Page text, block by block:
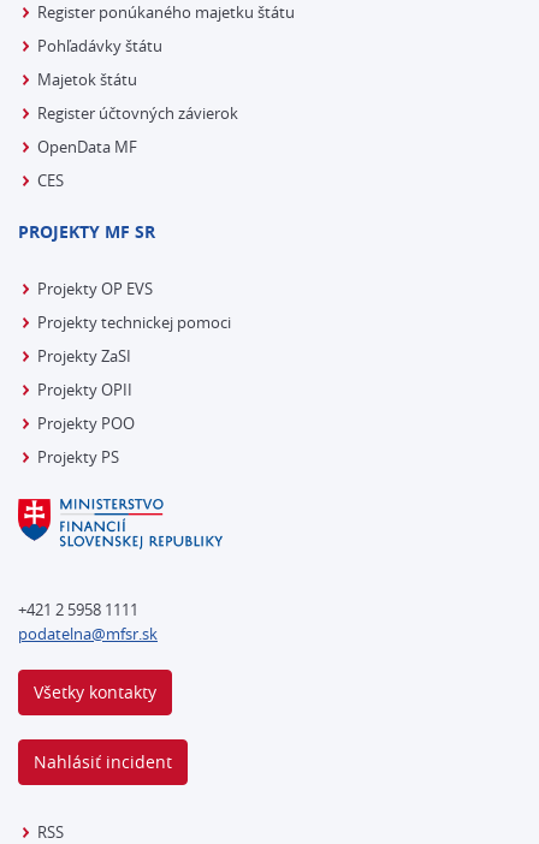
Register ponúkaného majetku štátu
Pohľadávky štátu
Majetok štátu
Register účtovných závierok
OpenData MF
CES
PROJEKTY MF SR
Projekty OP EVS
Projekty technickej pomoci
Projekty ZaSI
Projekty OPII
Projekty POO
Projekty PS
+421 2 5958 1111
podatelna@mfsr.sk
Všetky kontakty
Nahlásiť incident
RSS